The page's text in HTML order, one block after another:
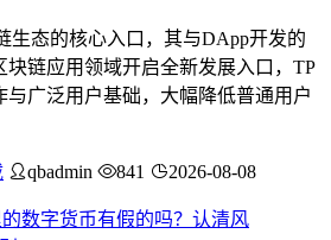
生态的核心入口，其与DApp开发的
块链应用领域开启全新发展入口，TP
与广泛用户基础，大幅降低普通用户
qbadmin 841 2026-08-08